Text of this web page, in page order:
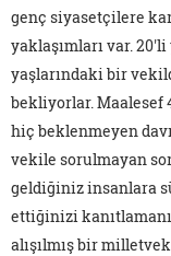
genç siyasetçilere
yaklaşımları var.
yaşlarındaki bir
bekliyorlar. Maalesef
hiç beklenmeyen
vekile sorulmayan
geldiğiniz insanlara
ettiğinizi
alışılmış bir